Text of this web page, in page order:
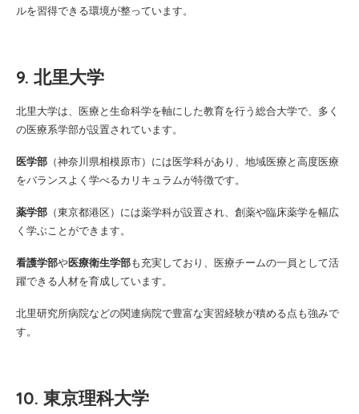
ルを習得できる環境が整っています。
9. 北里大学
北里大学は、医療と生命科学を軸にした教育を行う総合大学で、多く
の医療系学部が設置されています。
医学部 （神奈川県相模原市）には医学科があり、地域医療と高度医療
をバランスよく学べるカリキュラムが特徴です。
薬学部 （東京都港区）には薬学科が設置され、創薬や臨床薬学を幅広
く学ぶことができます。
看護学部や医療衛生学部も充実しており、医療チームの一員として活
躍できる人材を育成しています。
北里研究所病院などの関連病院で豊富な実習経験が積める点も強みで
す。
10. 東京理科大学